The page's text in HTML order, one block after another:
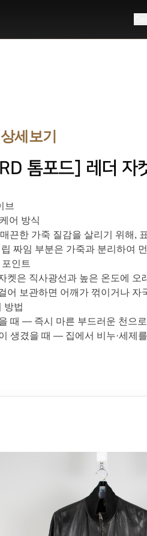
세보기
톰포드] 레더 자
브
어 방식
끈한 가죽 질감을 살리기 위해,
립 짜임 부분은 가죽과 분리하여
인트
켓은 직사광선과 높은 온도에
어 보관하면 어깨가 꺾이거나
방법
때 — 즉시 마른 부드러운 천으
생겼을 때 — 집에서 비누·세제